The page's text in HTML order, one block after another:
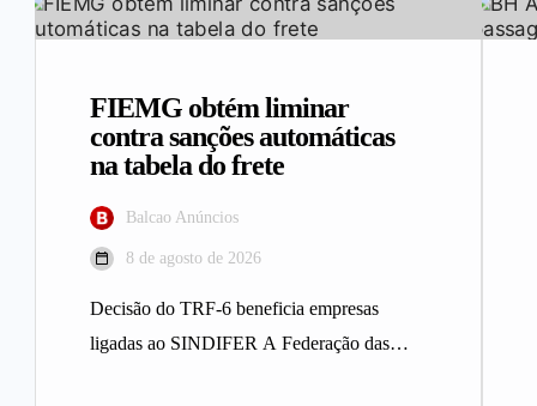
FIEMG obtém liminar
contra sanções automáticas
na tabela do frete
Balcao Anúncios
8 de agosto de 2026
Decisão do TRF-6 beneficia empresas
ligadas ao SINDIFER A Federação das